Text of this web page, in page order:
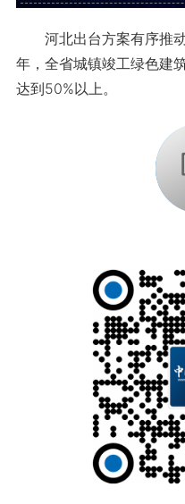
河北出台方案有序推动
年，全省城镇竣工绿色建
达到50%以上。